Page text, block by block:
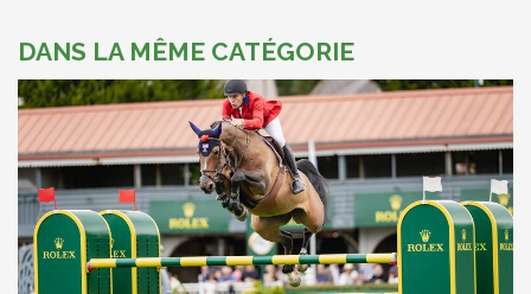
DANS LA MÊME CATÉGORIE